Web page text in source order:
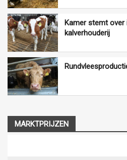
Kamer stemt over
kalverhouderij
MARKTPRIJZEN